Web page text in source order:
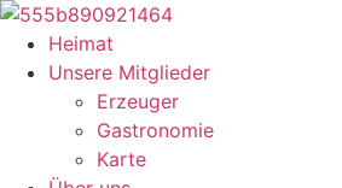
Zum
Inhalt
springen
Heimat
Unsere Mitglieder
Erzeuger
Gastronomie
Karte